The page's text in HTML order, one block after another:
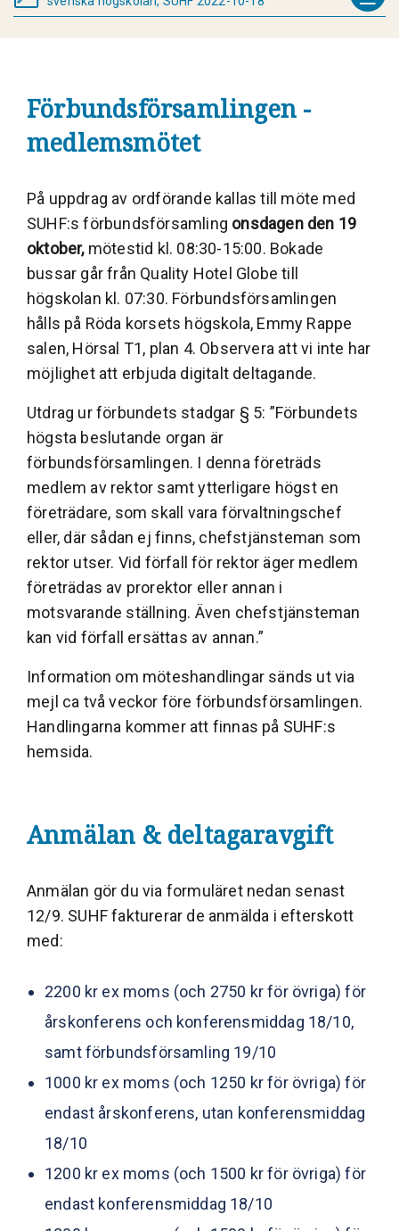
Förbundsförsamlingen -
medlemsmötet
På uppdrag av ordförande kallas till möte med
SUHF:s förbundsförsamling onsdagen den 19
oktober, mötestid kl. 08:30-15:00. Bokade
bussar går från Quality Hotel Globe till
högskolan kl. 07:30. Förbundsförsamlingen
hålls på Röda korsets högskola, Emmy Rappe
salen, Hörsal T1, plan 4. Observera att vi inte har
möjlighet att erbjuda digitalt deltagande.
Utdrag ur förbundets stadgar § 5: ”Förbundets
högsta beslutande organ är
förbundsförsamlingen. I denna företräds
medlem av rektor samt ytterligare högst en
företrädare, som skall vara förvaltningschef
eller, där sådan ej finns, chefstjänsteman som
rektor utser. Vid förfall för rektor äger medlem
företrädas av prorektor eller annan i
motsvarande ställning. Även chefstjänsteman
kan vid förfall ersättas av annan.”
Information om möteshandlingar sänds ut via
mejl ca två veckor före förbundsförsamlingen.
Handlingarna kommer att finnas på SUHF:s
hemsida.
Anmälan & deltagaravgift
Anmälan gör du via formuläret nedan senast
12/9. SUHF fakturerar de anmälda i efterskott
med:
2200 kr ex moms (och 2750 kr för övriga) för
årskonferens och konferensmiddag 18/10,
samt förbundsförsamling 19/10
1000 kr ex moms (och 1250 kr för övriga) för
endast årskonferens, utan konferensmiddag
18/10
1200 kr ex moms (och 1500 kr för övriga) för
endast konferensmiddag 18/10